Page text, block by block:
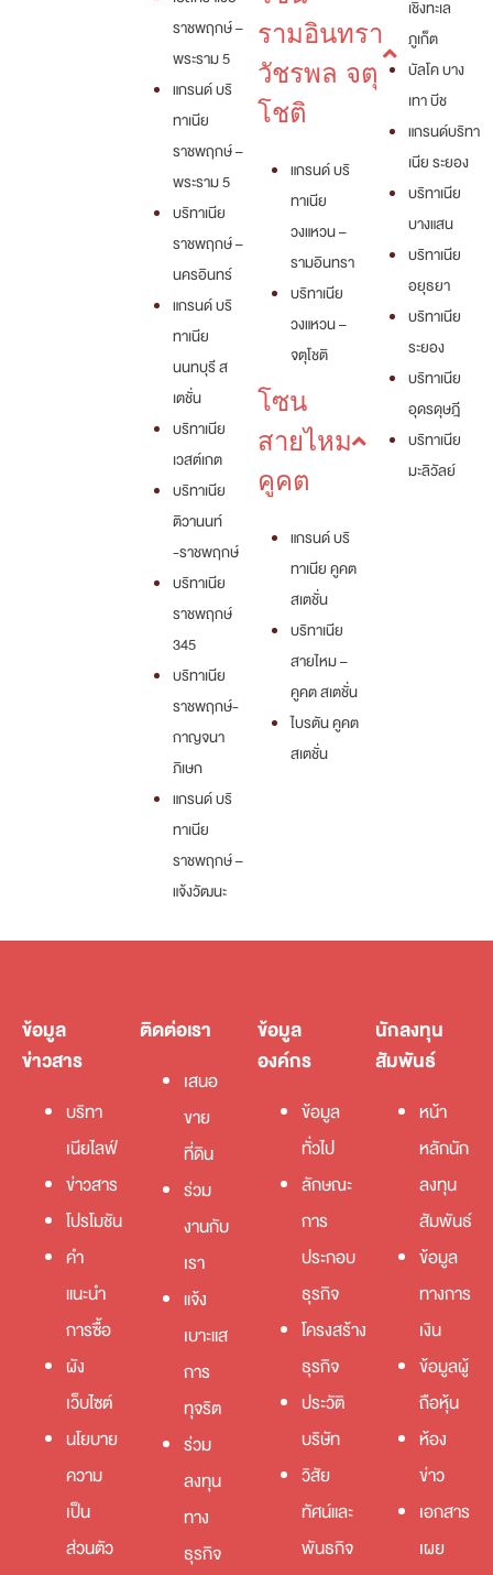
ราชพฤกษ์ –
พระราม 5
แกรนด์ บริ
ทาเนีย
ราชพฤกษ์ –
พระราม 5
บริทาเนีย
ราชพฤกษ์ –
นครอินทร์
แกรนด์ บริ
ทาเนีย
นนทบุรี ส
เตชั่น
บริทาเนีย
เวสต์เกต
บริทาเนีย
ติวานนท์
-ราชพฤกษ์
บริทาเนีย
ราชพฤกษ์
345
บริทาเนีย
ราชพฤกษ์-
กาญจนา
ภิเษก
แกรนด์ บริ
ทาเนีย
ราชพฤกษ์ –
แจ้งวัฒนะ
รามอินทรา
วัชรพล จตุ
โชติ
แกรนด์ บริ
ทาเนีย
วงแหวน –
รามอินทรา
บริทาเนีย
วงแหวน –
จตุโชติ
โซน
สายไหม
คูคต
แกรนด์ บริ
ทาเนีย คูคต
สเตชั่น
บริทาเนีย
สายไหม –
คูคต สเตชั่น
ไบรตัน คูคต
สเตชั่น
เชิงทะเล
ภูเก็ต
บัลโค บาง
เทา บีช
แกรนด์บริทา
เนีย ระยอง
บริทาเนีย
บางแสน
บริทาเนีย
อยุธยา
บริทาเนีย
ระยอง
บริทาเนีย
อุดรดุษฎี
บริทาเนีย
มะลิวัลย์
ข้อมูล
ข่าวสาร
บริทา
เนียไลฟ์
ข่าวสาร
โปรโมชัน
คำ
แนะนำ
การซื้อ
ผัง
เว็บไซต์
นโยบาย
ความ
เป็น
ส่วนตัว
ติดต่อเรา
เสนอ
ขาย
ที่ดิน
ร่วม
งานกับ
เรา
แจ้ง
เบาะแส
การ
ทุจริต
ร่วม
ลงทุน
ทาง
ธุรกิจ
ข้อมูล
องค์กร
ข้อมูล
ทั่วไป
ลักษณะ
การ
ประกอบ
ธุรกิจ
โครงสร้าง
ธุรกิจ
ประวัติ
บริษัท
วิสัย
ทัศน์และ
พันธกิจ
นักลงทุน
สัมพันธ์
หน้า
หลักนัก
ลงทุน
สัมพันธ์
ข้อมูล
ทางการ
เงิน
ข้อมูลผู้
ถือหุ้น
ห้อง
ข่าว
เอกสาร
เผย